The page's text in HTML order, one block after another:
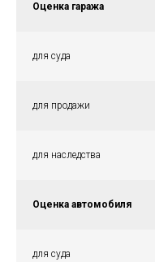
Оценка гаража
для суда
для продажи
для наследства
Оценка автомобиля
для суда